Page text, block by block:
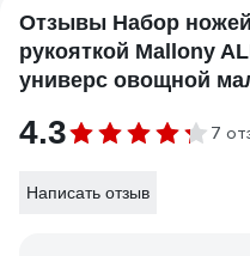
Отзывы Набор
рукояткой Mallony
универс овощной
4.3 7
Написать отзыв